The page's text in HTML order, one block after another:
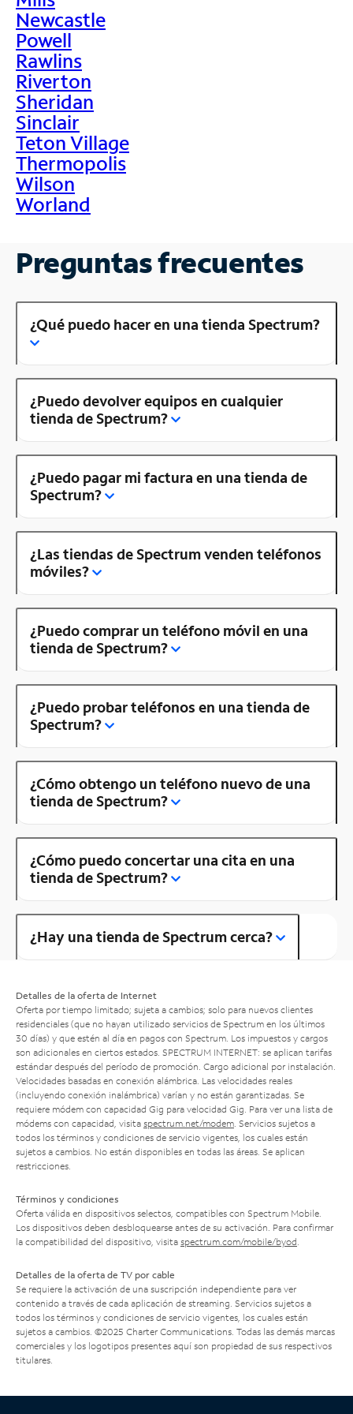
Newcastle
Powell
Rawlins
Riverton
Sheridan
Sinclair
Teton Village
Thermopolis
Wilson
Worland
Preguntas frecuentes
¿Qué puedo hacer en una tienda Spectrum?
¿Puedo devolver equipos en cualquier
tienda de Spectrum?
¿Puedo pagar mi factura en una tienda de
Spectrum?
¿Las tiendas de Spectrum venden teléfonos
móviles?
¿Puedo comprar un teléfono móvil en una
tienda de Spectrum?
¿Puedo probar teléfonos en una tienda de
Spectrum?
¿Cómo obtengo un teléfono nuevo de una
tienda de Spectrum?
¿Cómo puedo concertar una cita en una
tienda de Spectrum?
¿Hay una tienda de Spectrum cerca?
Detalles de la oferta de Internet
Oferta por tiempo limitado; sujeta a cambios; solo para nuevos clientes
residenciales (que no hayan utilizado servicios de Spectrum en los últimos
30 días) y que estén al día en pagos con Spectrum. Los impuestos y cargos
son adicionales en ciertos estados. SPECTRUM INTERNET: se aplican tarifas
estándar después del período de promoción. Cargo adicional por instalación.
Velocidades basadas en conexión alámbrica. Las velocidades reales
(incluyendo conexión inalámbrica) varían y no están garantizadas. Se
requiere módem con capacidad Gig para velocidad Gig. Para ver una lista de
módems con capacidad, visita spectrum.net/modem . Servicios sujetos a
todos los términos y condiciones de servicio vigentes, los cuales están
sujetos a cambios. No están disponibles en todas las áreas. Se aplican
restricciones.
Términos y condiciones
Oferta válida en dispositivos selectos, compatibles con Spectrum Mobile.
Los dispositivos deben desbloquearse antes de su activación. Para confirmar
la compatibilidad del dispositivo, visita spectrum.com/mobile/byod
Detalles de la oferta de TV por cable
Se requiere la activación de una suscripción independiente para ver
contenido a través de cada aplicación de streaming. Servicios sujetos a
todos los términos y condiciones de servicio vigentes, los cuales están
sujetos a cambios. ©2025 Charter Communications. Todas las demás marcas
comerciales y los logotipos presentes aquí son propiedad de sus respectivos
titulares.